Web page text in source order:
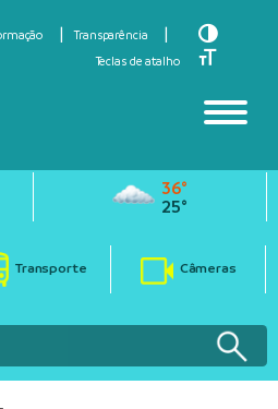
Transparência
Teclas de atalho
Toggle
Toggle
36°
25°
Transporte Câmeras